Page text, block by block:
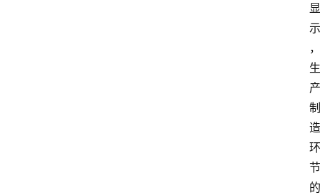
显
示
，
生
产
制
造
环
节
的